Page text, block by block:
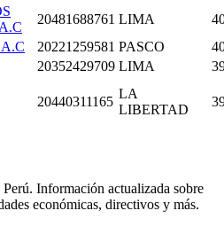
20481688761 LIMA
20221259581 PASCO
20352429709 LIMA
20440311165
LA
LIBERTAD
Perú. Información actualizada sobre
económicas, directivos y más.